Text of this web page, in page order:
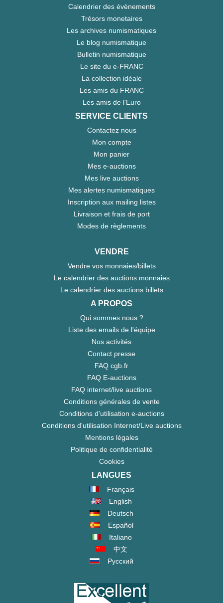
Calendrier des évènements
Trésors monetaires
Les archives numismatiques
Le blog numismatique
Bulletin numismatique
Le site du e-FRANC
La collection idéale
Les amis du FRANC
Les amis de l'Euro
SERVICE CLIENTS
Contactez nous
Mon compte
Mon panier
Mes e-auctions
Mes live auctions
Mes alertes numismatiques
Inscription aux mailing listes
Livraison et frais de port
Modes de règlements
VENDRE
Vendre vos monnaies/billets
Le calendrier des auctions monnaies
Le calendrier des auctions billets
A PROPOS
Qui sommes nous ?
Liste des emails de l'équipe
Nos activités
Contact presse
FAQ cgb.fr
FAQ E-auctions
FAQ internet/live auctions
Conditions générales de vente
Conditions d'utilisation e-auctions
Conditions d'utilisation Internet/Live auctions
Mentions légales
Politique de confidentialité
Cookies
LANGUES
Français
English
Deutsch
Español
Italiano
中文
Русский